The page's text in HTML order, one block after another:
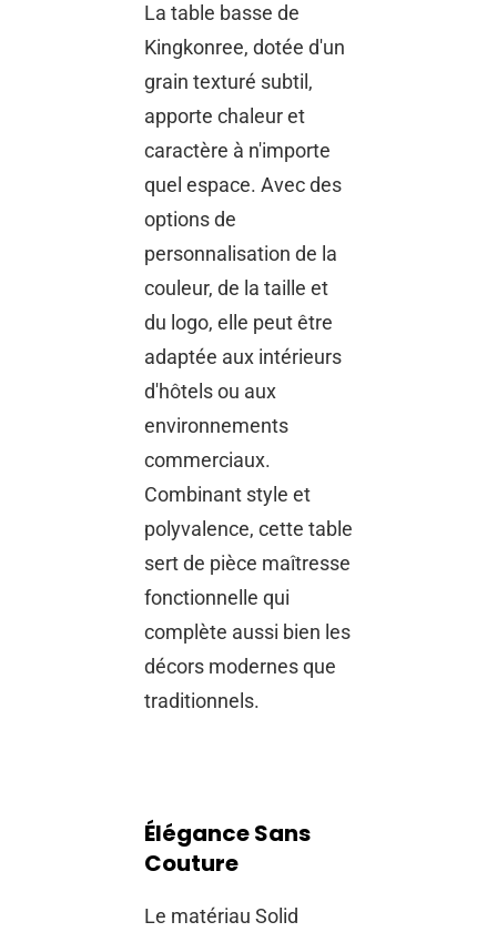
La table basse de
Kingkonree, dotée d'un
grain texturé subtil,
apporte chaleur et
caractère à n'importe
quel espace. Avec des
options de
personnalisation de la
couleur, de la taille et
du logo, elle peut être
adaptée aux intérieurs
d'hôtels ou aux
environnements
commerciaux.
Combinant style et
polyvalence, cette table
sert de pièce maîtresse
fonctionnelle qui
complète aussi bien les
décors modernes que
traditionnels.
Élégance Sans
Couture
Le matériau Solid